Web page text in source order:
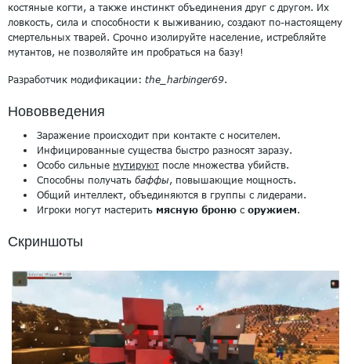
костяные когти, а также инстинкт объединения друг с другом. Их
ловкость, сила и способности к выживанию, создают по-настоящему
смертельных тварей. Срочно изолируйте население, истребляйте
мутантов, не позволяйте им пробраться на базу!
Разработчик модификации: the_harbinger69.
Нововведения
Заражение происходит при контакте с носителем.
Инфицированные существа быстро разносят заразу.
Особо сильные мутируют после множества убийств.
Способны получать баффы, повышающие мощность.
Общий интеллект, объединяются в группы с лидерами.
Игроки могут мастерить мясную броню с оружием.
Скриншоты